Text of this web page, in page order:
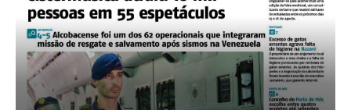
Planos de Assinatura
Faça-se assinante do Região de Cister e ajude-nos a manter este serviço
público!